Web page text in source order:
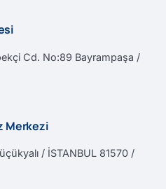
Cd. No:89 Bayrampaşa /
Merkezi
/ İSTANBUL 81570 /